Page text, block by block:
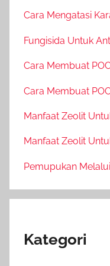
Cara Mengatasi
Fungisida Untuk
Cara Membuat
Cara Membuat
Manfaat Zeolit
Manfaat Zeolit
Pemupukan
Kategori